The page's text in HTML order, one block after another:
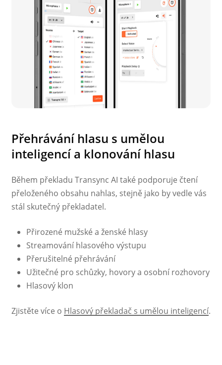
Přehrávání hlasu s umělou
inteligencí a klonování hlasu
Během překladu Transync AI také podporuje čtení
přeloženého obsahu nahlas, stejně jako by vedle vás
stál skutečný překladatel.
Přirozené mužské a ženské hlasy
Streamování hlasového výstupu
Přerušitelné přehrávání
Užitečné pro schůzky, hovory a osobní rozhovory
Hlasový klon
Zjistěte více o Hlasový překladač s umělou inteligencí.